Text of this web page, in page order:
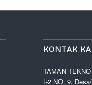
KONTAK
TAMAN
L-2 NO. 9,